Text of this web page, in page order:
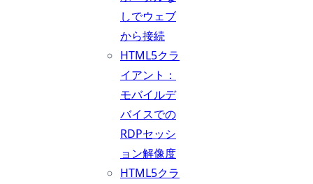
しでウェブ
から接続
HTML5クラ
イアント：
モバイルデ
バイスでの
RDPセッシ
ョン解像度
HTML5クラ